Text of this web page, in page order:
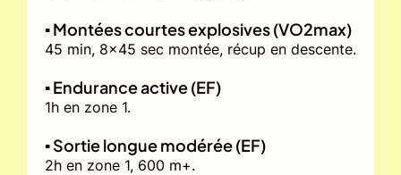
▪️ Montées courtes explosives (VO2max)
45 min, 8x45 sec montée, récup en descente.
▪️ Endurance active (EF)
1h en zone 1.
▪️ Sortie longue modérée (EF)
2h en zone 1, 600 m+.